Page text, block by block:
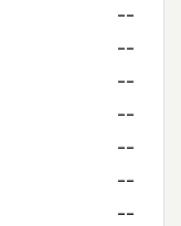
--
--
--
--
--
--
--